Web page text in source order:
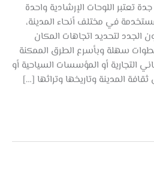
تعتبر اللوحات الإرشادية واحدة
في مختلف أنحاء المدينة،
الجدد لتحديد اتجاهات المكان
بخطوات سهلة وبأسرع الطرق الممكنة
التجارية أو المؤسسات السياحية أو
المدينة وتاريخها وتراثها […]